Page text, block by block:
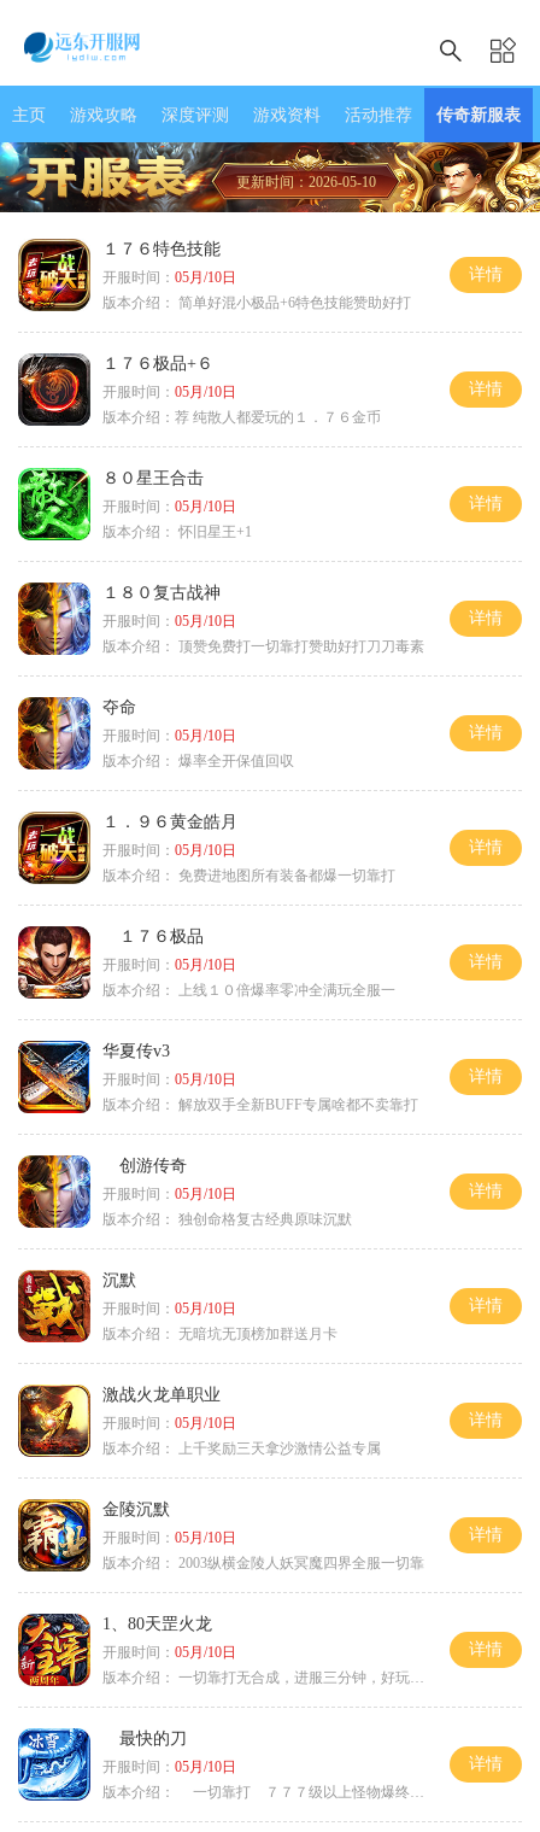
主页 游戏攻略 深度评测 游戏资料 活动推荐 传奇新服表
更新时间：2026-05-10
１７６特色技能
开服时间： 05月/10日
版本介绍： 简单好混小极品+6特色技能赞助好打
详情
１７６极品+６
开服时间： 05月/10日
版本介绍： 荐 纯散人都爱玩的１．７６金币
详情
８０星王合击
开服时间： 05月/10日
版本介绍： 怀旧星王+1
详情
１８０复古战神
开服时间： 05月/10日
版本介绍： 顶赞免费打一切靠打赞助好打刀刀毒素
详情
夺命
开服时间： 05月/10日
版本介绍： 爆率全开保值回収
详情
１．９６黄金皓月
开服时间： 05月/10日
版本介绍： 免费进地图所有装备都爆一切靠打
详情
１７６极品
开服时间： 05月/10日
版本介绍：
上线１０倍爆率零冲全满玩全服一
详情
华夏传v3
开服时间： 05月/10日
版本介绍： 解放双手全新BUFF专属啥都不卖靠打
详情
创游传奇
开服时间： 05月/10日
版本介绍： 独创命格复古经典原味沉默
详情
沉默
开服时间： 05月/10日
版本介绍： 无暗坑无顶榜加群送月卡
详情
激战火龙单职业
开服时间： 05月/10日
版本介绍：
上千奖励三天拿沙激情公益专属
详情
金陵沉默
开服时间： 05月/10日
版本介绍： 2003纵横金陵人妖冥魔四界全服一切靠
详情
1、80天罡火龙
开服时间： 05月/10日
版本介绍： 一切靠打无合成，进服三分钟，好玩一整年。
详情
最快的刀
开服时间： 05月/10日
版本介绍：
一切靠打 ７７７级以上怪物爆终极
详情